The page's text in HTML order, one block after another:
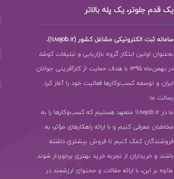
یک قدم جلوتر، یک پله بالاتر
سامانه ثبت الکترونیکی مشاغل کشور (118ejob.ir)
،
به‌عنوان اولین ابتکار گروه بازاریابی و تبلیغات کوشا،
در بهمن‌ماه 1395 با هدف حمایت از کارآفرینی جوانان
ایران و توسعه کسب‌وکارها فعالیت خود را آغاز کرد.
رسالت ما:
ما در 118ejob.ir متعهد هستیم که کسب‌وکارها را به
مخاطبان معرفی کنیم و با ارائه راهکارهای مؤثر، به
فروشندگان کمک کنیم تا فروش بیشتری داشته
باشند و خریداران از تجربه خرید بهتری برخوردار شوند.
علاوه بر این، با ارائه مقالات و محتوای ارزشمند در